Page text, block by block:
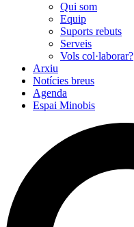
Qui som
Equip
Suports rebuts
Serveis
Vols col·laborar?
Arxiu
Notícies breus
Agenda
Espai Minobis